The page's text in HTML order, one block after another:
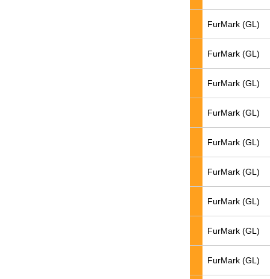
FurMark (GL)
FurMark (GL)
FurMark (GL)
FurMark (GL)
FurMark (GL)
FurMark (GL)
FurMark (GL)
FurMark (GL)
FurMark (GL)